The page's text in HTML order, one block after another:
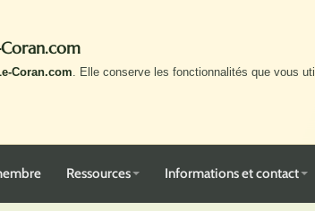
Coran.com. Elle conserve les fonctionnalités que vous
Ressources Informations et contact